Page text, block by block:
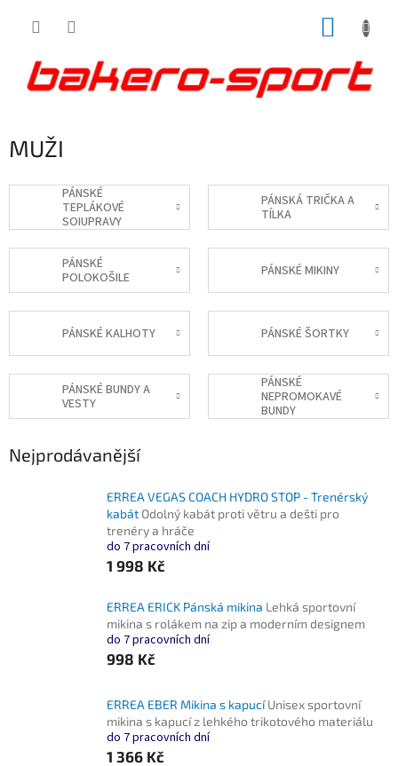
MUŽI
PÁNSKÉ
TEPLÁKOVÉ
SOIUPRAVY
PÁNSKÁ TRIČKA A
TÍLKA
PÁNSKÉ
POLOKOŠILE
PÁNSKÉ MIKINY
PÁNSKÉ KALHOTY PÁNSKÉ ŠORTKY
PÁNSKÉ BUNDY A
VESTY
PÁNSKÉ
NEPROMOKAVÉ
BUNDY
Nejprodávanější
ERREA VEGAS COACH HYDRO STOP - Trenérský
kabát Odolný kabát proti větru a dešti pro
trenéry a hráče
do 7 pracovních dní
1 998 Kč
ERREA ERICK Pánská mikina Lehká sportovní
mikina s rolákem na zip a moderním designem
do 7 pracovních dní
998 Kč
ERREA EBER Mikina s kapucíUnisex sportovní
mikina s kapucí z lehkého trikotového materiálu
do 7 pracovních dní
1 366 Kč